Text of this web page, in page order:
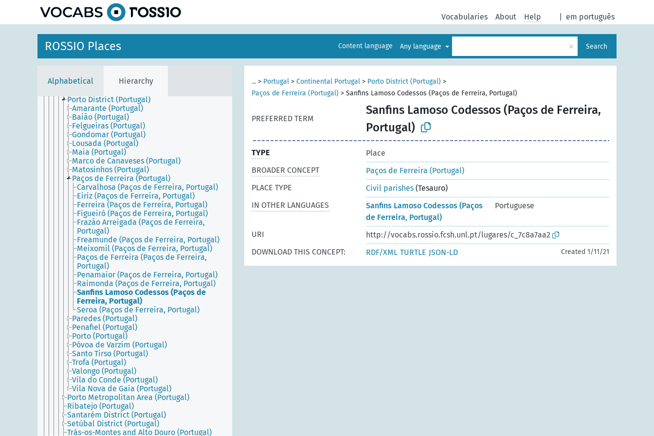
em português
Vocabularies About Help
ROSSIO Places Content language Any language × Search
Alphabetical Hierarchy
Coimbra District (Portugal)
Entre Douro e Minho (Portugal)
Estremadura (Portugal)
Guarda District (Portugal)
Lisbon District (Portugal)
Northern Portugal (Portugal)
Porto District (Portugal)
Amarante (Portugal)
Baião (Portugal)
Felgueiras (Portugal)
Gondomar (Portugal)
Lousada (Portugal)
Maia (Portugal)
Marco de Canaveses (Portugal)
Matosinhos (Portugal)
Paços de Ferreira (Portugal)
Carvalhosa (Paços de Ferreira, Portugal)
Eiriz (Paços de Ferreira, Portugal)
Ferreira (Paços de Ferreira, Portugal)
Figueiró (Paços de Ferreira, Portugal)
Frazão Arreigada (Paços de Ferreira,
Portugal)
Freamunde (Paços de Ferreira, Portugal)
Meixomil (Paços de Ferreira, Portugal)
Paços de Ferreira (Paços de Ferreira,
Portugal)
Penamaior (Paços de Ferreira, Portugal)
Raimonda (Paços de Ferreira, Portugal)
Sanfins Lamoso Codessos (Paços de
Ferreira, Portugal)
Seroa (Paços de Ferreira, Portugal)
Paredes (Portugal)
Penafiel (Portugal)
Porto (Portugal)
Póvoa de Varzim (Portugal)
Santo Tirso (Portugal)
Trofa (Portugal)
Valongo (Portugal)
Vila do Conde (Portugal)
Vila Nova de Gaia (Portugal)
Porto Metropolitan Area (Portugal)
Ribatejo (Portugal)
Santarém District (Portugal)
Setúbal District (Portugal)
Trás-os-Montes and Alto Douro (Portugal)
... > Portugal > Continental Portugal > Porto District (Portugal) >
Paços de Ferreira (Portugal) > Sanfins Lamoso Codessos (Paços de Ferreira, Portugal)
PREFERRED TERM
Sanfins Lamoso Codessos (Paços de Ferreira,
Portugal)
TYPE
Place
BROADER CONCEPT
Paços de Ferreira (Portugal)
PLACE TYPE
Civil parishes (Tesauro)
IN OTHER LANGUAGES
Sanfins Lamoso Codessos (Paços
de Ferreira, Portugal)
Portuguese
URI
http://vocabs.rossio.fcsh.unl.pt/lugares/c_7c8a7aa2
DOWNLOAD THIS CONCEPT:
RDF/XML TURTLE JSON-LD Created 1/11/21